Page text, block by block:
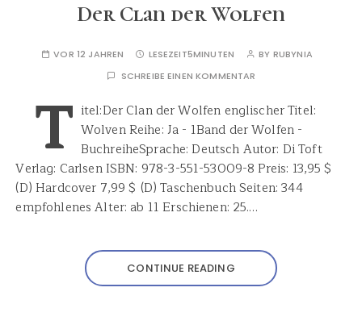
Der Clan der Wolfen
VOR 12 JAHREN LESEZEIT5MINUTEN BY RUBYNIA
SCHREIBE EINEN KOMMENTAR
T itel:Der Clan der Wolfen englischer Titel:
Wolven Reihe: Ja - 1Band der Wolfen -
BuchreiheSprache: Deutsch Autor: Di Toft
Verlag: Carlsen ISBN: 978-3-551-53009-8 Preis: 13,95 $
(D) Hardcover 7,99 $ (D) Taschenbuch Seiten: 344
empfohlenes Alter: ab 11 Erschienen: 25.…
CONTINUE READING